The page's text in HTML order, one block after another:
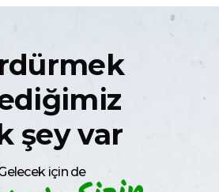
şey var
için de